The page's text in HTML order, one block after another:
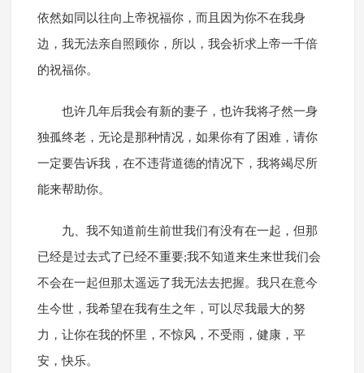
依然如同以往向上帝祝福你，而且因为你不在我身
边，我无法亲自照顾你，所以，我会祈求上帝一千倍
的祝福你。
也许几年后我会有新的妻子，也许我将孑然一身
独孤终老，无论是那种情况，如果你有了困难，请你
一定要告诉我，在不违背道德的情况下，我将竭尽所
能来帮助你。
九、我不知道前生前世我们有没有在一起，但那
已经是过去式了已经不重要;我不知道来生来世我们会
不会在一起但那太遥远了我无法去把握。我只在意今
生今世，我希望在我有生之年，可以尽我最大的努
力，让你在我的怀里，不惊风，不受雨，健康，平
安，快乐。